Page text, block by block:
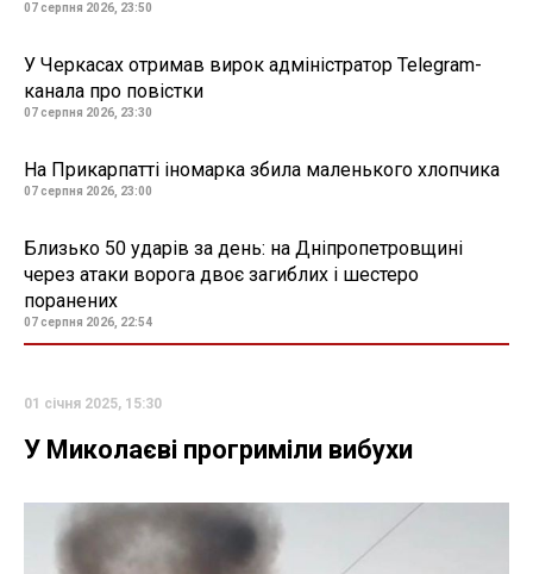
07 серпня 2026, 23:50
У Черкасах отримав вирок адміністратор Telegram-
канала про повістки
07 серпня 2026, 23:30
На Прикарпатті іномарка збила маленького хлопчика
07 серпня 2026, 23:00
Близько 50 ударів за день: на Дніпропетровщині
через атаки ворога двоє загиблих і шестеро
поранених
07 серпня 2026, 22:54
01 січня 2025, 15:30
У Миколаєві прогриміли вибухи